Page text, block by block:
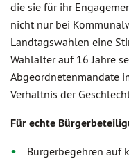
die sie für ihr
nicht nur bei
Landtagswahlen eine
Wahlalter auf 16 Jahre
Abgeordnetenmandate
Verhältnis der
Für echte
Bürgerbegehren auf